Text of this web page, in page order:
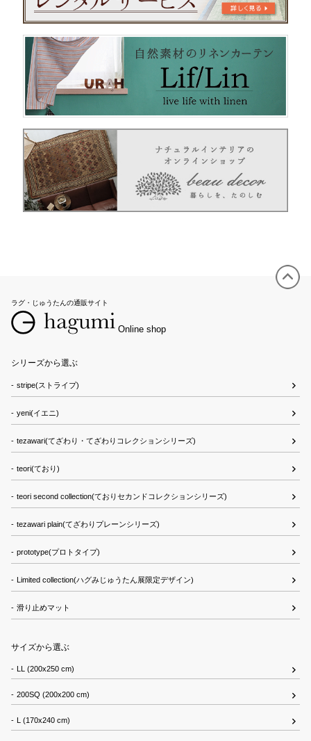
ラグ・じゅうたんの通販サイト
Online shop
シリーズから選ぶ
stripe(ストライプ)
yeni(イエニ)
tezawari(てざわり・てざわりコレクションシリーズ)
teori(ており)
teori second collection(ておりセカンドコレクションシリーズ)
tezawari plain(てざわりプレーンシリーズ)
prototype(プロトタイプ)
Limited collection(ハグみじゅうたん展限定デザイン)
滑り止めマット
サイズから選ぶ
LL (200x250 cm)
200SQ (200x200 cm)
L (170x240 cm)